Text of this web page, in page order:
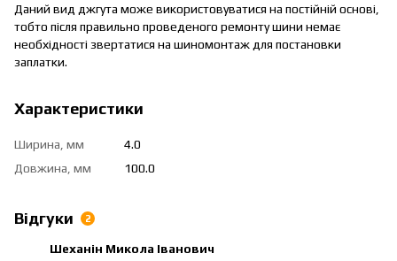
Даний вид джгута може використовуватися на постійній основі,
тобто після правильно проведеного ремонту шини немає
необхідності звертатися на шиномонтаж для постановки
заплатки.
Характеристики
Ширина, мм
4.0
Довжина, мм
100.0
Відгуки 2
Шеханін Микола Іванович